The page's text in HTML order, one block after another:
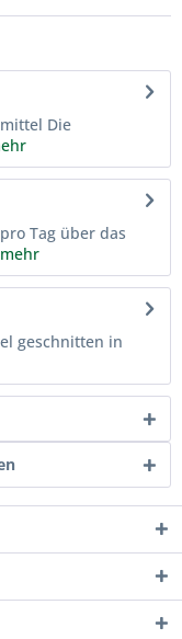
Die
Tag über das
mehr
geschnitten in